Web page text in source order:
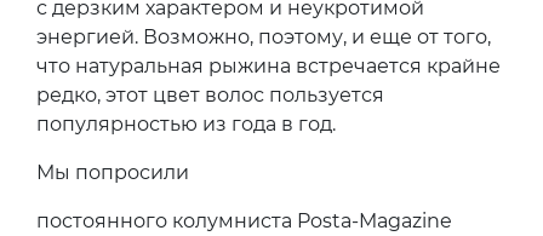
с дерзким характером и неукротимой
энергией. Возможно, поэтому, и еще от того,
что натуральная рыжина встречается крайне
редко, этот цвет волос пользуется
популярностью из года в год.
Мы попросили
постоянного колумниста Posta-Magazine